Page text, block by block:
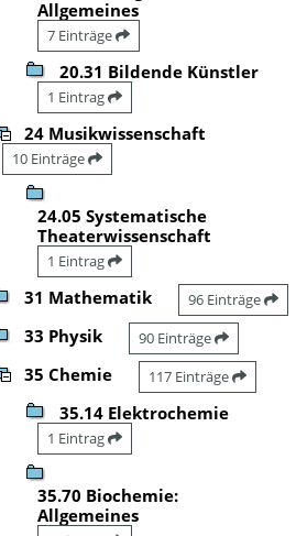
Allgemeines
7 Einträge
20.31 Bildende Künstler
1 Eintrag
24 Musikwissenschaft
10 Einträge
24.05 Systematische
Theaterwissenschaft
1 Eintrag
31 Mathematik 96 Einträge
33 Physik 90 Einträge
35 Chemie 117 Einträge
35.14 Elektrochemie
1 Eintrag
35.70 Biochemie:
Allgemeines